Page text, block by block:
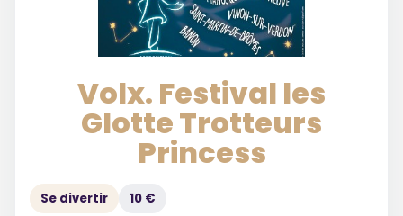
Volx. Festival les
Glotte Trotteurs
Princess
Se divertir 10 €